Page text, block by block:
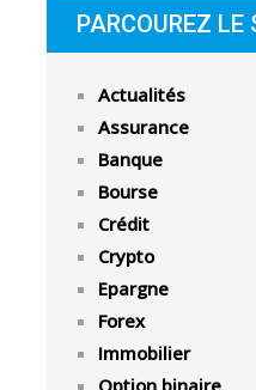
PARCOUREZ LE
Actualités
Assurance
Banque
Bourse
Crédit
Crypto
Epargne
Forex
Immobilier
Option binaire